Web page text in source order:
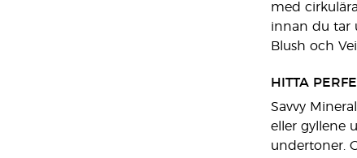
med
innan du tar
Blush och
HITTA
Savvy
eller gyllene
undertoner.